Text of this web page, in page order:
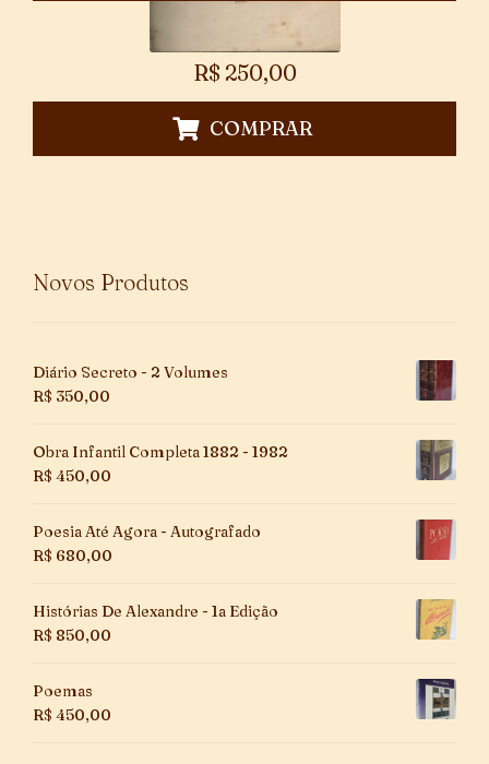
R$ 250,00
COMPRAR
Novos Produtos
Diário Secreto - 2 Volumes
R$ 350,00
Obra Infantil Completa 1882 - 1982
R$ 450,00
Poesia Até Agora - Autografado
R$ 680,00
Histórias De Alexandre - 1a Edição
R$ 850,00
Poemas
R$ 450,00